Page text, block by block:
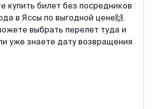
купить билет без посредников
в Яссы по выгодной цене🙌.
выбрать перелет туда и
уже знаете дату возвращения